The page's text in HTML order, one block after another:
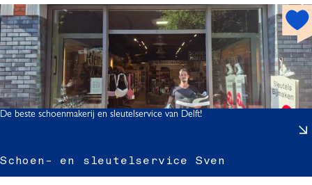
t
I
k
Schoen- en sleutelservice Sven
h
o
t
s
p
o
t
De beste schoenmakerij en sleutelservice van Delft!